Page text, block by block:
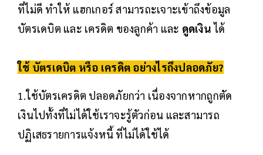
ที่ไม่ดี ทำให้ แฮกเกอร์ สามารถะเจาะเข้าถึงข้อมูล
บัตรเดบิต และ เครดิต ของลูกค้า และ ดูดเงิน ได้
ใช้ บัตรเดบิต หรือ เครดิต อย่างไรถึงปลอดภัย?
1.ใช้บัตรเครดิต ปลอดภัยกว่า เนื่องจากหากถูกตัด
เงินไปทั้งที่ไม่ได้ใช้เราจะรู้ตัวก่อน และสามารถ
ปฏิเสธรายการแจ้งหนี้ ที่ไม่ได้ใช้ได้